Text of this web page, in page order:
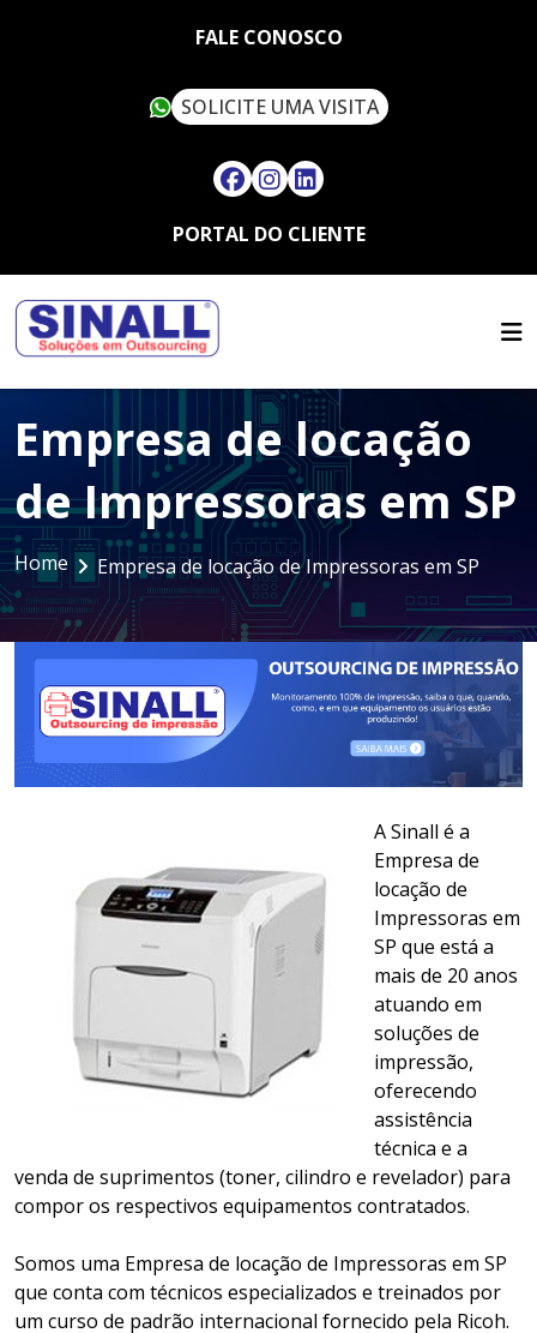
FALE CONOSCO
SOLICITE UMA VISITA
PORTAL DO CLIENTE
QUEM SOMOS
OUTSOURCING
LOCAÇÃO DE IMPRESSORAS
MULTIFUNCIONAIS
LOCAÇÃO DE IMPRESSORAS
TÉRMICAS
LOCAÇÃO DE NOTEBOOKS E
SMARTPHONES
GESTÃO DOCUMENTAL
ASSINATURA DIGITAL
ASSISTÊNCIA TÉCNICA
SUPRIMENTOS
SINALL VERDE
ARTIGOS
FALE CONOSCO
CONTATO
TRABALHE CONOSCO
Empresa de locação
de Impressoras em SP
Home Empresa de locação de Impressoras em SP
A Sinall é a
Empresa de
locação de
Impressoras em
SP que está a
mais de 20 anos
atuando em
soluções de
impressão,
oferecendo
assistência
técnica e a
venda de suprimentos (toner, cilindro e revelador) para
compor os respectivos equipamentos contratados.
Somos uma Empresa de locação de Impressoras em SP
que conta com técnicos especializados e treinados por
um curso de padrão internacional fornecido pela Ricoh.